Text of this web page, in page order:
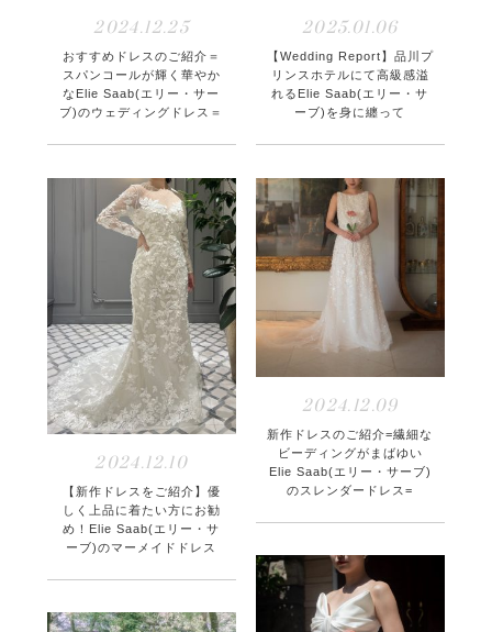
2025.01.06
【Wedding Report】品川プ
リンスホテルにて高級感溢
れるElie Saab(エリー・サ
ーブ)を身に纏って
2024.12.25
おすすめドレスのご紹介＝
スパンコールが輝く華やか
なElie Saab(エリー・サー
ブ)のウェディングドレス＝
2024.12.10
【新作ドレスをご紹介】優
しく上品に着たい方にお勧
め！Elie Saab(エリー・サ
ーブ)のマーメイドドレス
2024.12.09
新作ドレスのご紹介=繊細な
ビーディングがまばゆい
Elie Saab(エリー・サーブ)
のスレンダードレス=